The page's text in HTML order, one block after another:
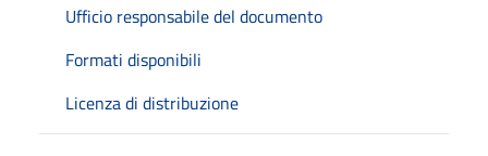
Ufficio responsabile del documento
Formati disponibili
Licenza di distribuzione